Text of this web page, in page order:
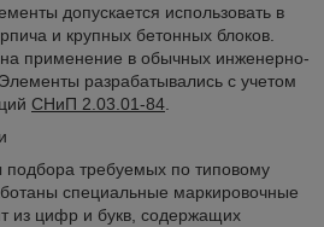
допускается использовать в
и крупных бетонных блоков.
на применение в обычных инженерно-
разрабатывались с учетом
СНиП 2.03.01-84.
подбора требуемых по типовому
специальные маркировочные
из цифр и букв, содержащих